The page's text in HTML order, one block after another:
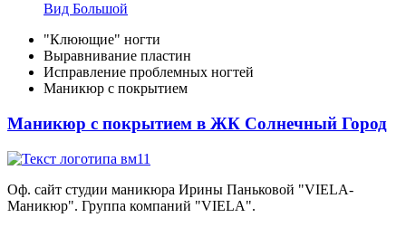
Вид Большой
"Клюющие" ногти
Выравнивание пластин
Исправление проблемных ногтей
Маникюр с покрытием
Маникюр с покрытием в ЖК Солнечный Город
Оф. сайт студии маникюра Ирины Паньковой "VIELA-
Маникюр". Группа компаний "VIELA".